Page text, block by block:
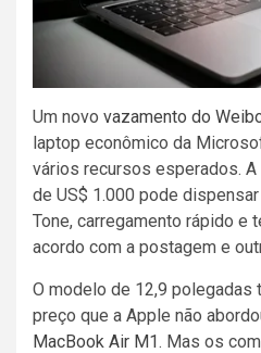
Um novo vazamento do
laptop econômico da
vários recursos esperados.
de US$ 1.000 pode
Tone, carregamento rápido e
acordo com a postagem e
O modelo de 12,9 polegadas
preço que a Apple não
MacBook Air M1. Mas os